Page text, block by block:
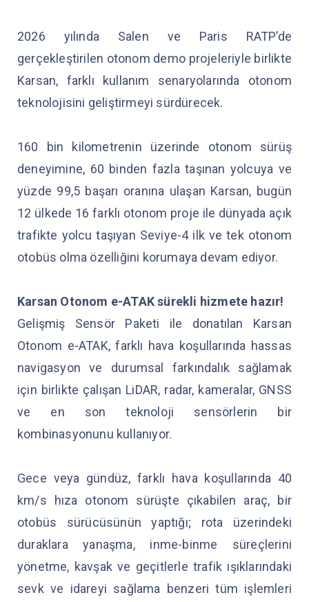
2026 yılında Salen ve Paris RATP’de
gerçekleştirilen otonom demo projeleriyle birlikte
Karsan, farklı kullanım senaryolarında otonom
teknolojisini geliştirmeyi sürdürecek.
160 bin kilometrenin üzerinde otonom sürüş
deneyimine, 60 binden fazla taşınan yolcuya ve
yüzde 99,5 başarı oranına ulaşan Karsan, bugün
12 ülkede 16 farklı otonom proje ile dünyada açık
trafikte yolcu taşıyan Seviye-4 ilk ve tek otonom
otobüs olma özelliğini korumaya devam ediyor.
Karsan Otonom e-ATAK sürekli hizmete hazır!
Gelişmiş Sensör Paketi ile donatılan Karsan
Otonom e-ATAK, farklı hava koşullarında hassas
navigasyon ve durumsal farkındalık sağlamak
için birlikte çalışan LiDAR, radar, kameralar, GNSS
ve en son teknoloji sensörlerin bir
kombinasyonunu kullanıyor.
Gece veya gündüz, farklı hava koşullarında 40
km/s hıza otonom sürüşte çıkabilen araç, bir
otobüs sürücüsünün yaptığı; rota üzerindeki
duraklara yanaşma, inme-binme süreçlerini
yönetme, kavşak ve geçitlerle trafik ışıklarındaki
sevk ve idareyi sağlama benzeri tüm işlemleri